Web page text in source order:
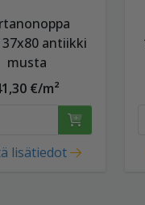
antiikki
musta
€/m²
lisätiedot